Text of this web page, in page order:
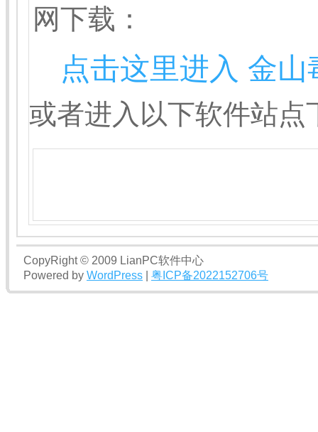
网下载：
点击这里进入 金
或者进入以下软件站点
CopyRight © 2009 LianPC软件中心
Powered by WordPress 粤ICP备2022152706号